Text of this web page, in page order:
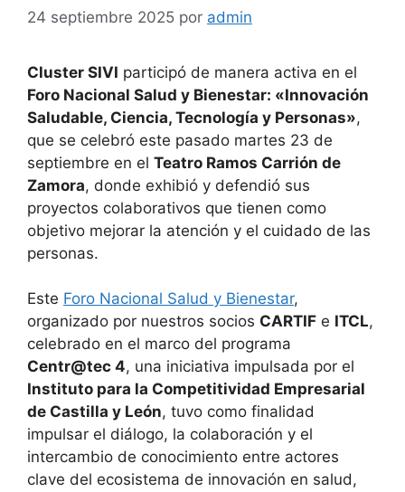
24 septiembre 2025 por admin
Cluster SIVI participó de manera activa en el
Foro Nacional Salud y Bienestar: «Innovación
Saludable, Ciencia, Tecnología y Personas»,
que se celebró este pasado martes 23 de
septiembre en el Teatro Ramos Carrión de
Zamora, donde exhibió y defendió sus
proyectos colaborativos que tienen como
objetivo mejorar la atención y el cuidado de las
personas.
Este Foro Nacional Salud y Bienestar,
organizado por nuestros socios CARTIF e ITCL,
celebrado en el marco del programa
Centr@tec 4, una iniciativa impulsada por el
Instituto para la Competitividad Empresarial
de Castilla y León, tuvo como finalidad
impulsar el diálogo, la colaboración y el
intercambio de conocimiento entre actores
clave del ecosistema de innovación en salud,